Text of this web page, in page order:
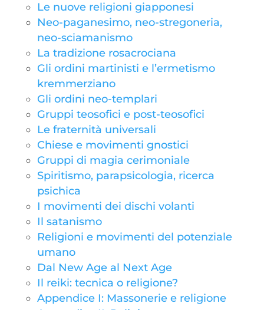
Le nuove religioni giapponesi
Neo-paganesimo, neo-stregoneria,
neo-sciamanismo
La tradizione rosacrociana
Gli ordini martinisti e l’ermetismo
kremmerziano
Gli ordini neo-templari
Gruppi teosofici e post-teosofici
Le fraternità universali
Chiese e movimenti gnostici
Gruppi di magia cerimoniale
Spiritismo, parapsicologia, ricerca
psichica
I movimenti dei dischi volanti
Il satanismo
Religioni e movimenti del potenziale
umano
Dal New Age al Next Age
Il reiki: tecnica o religione?
Appendice I: Massonerie e religione